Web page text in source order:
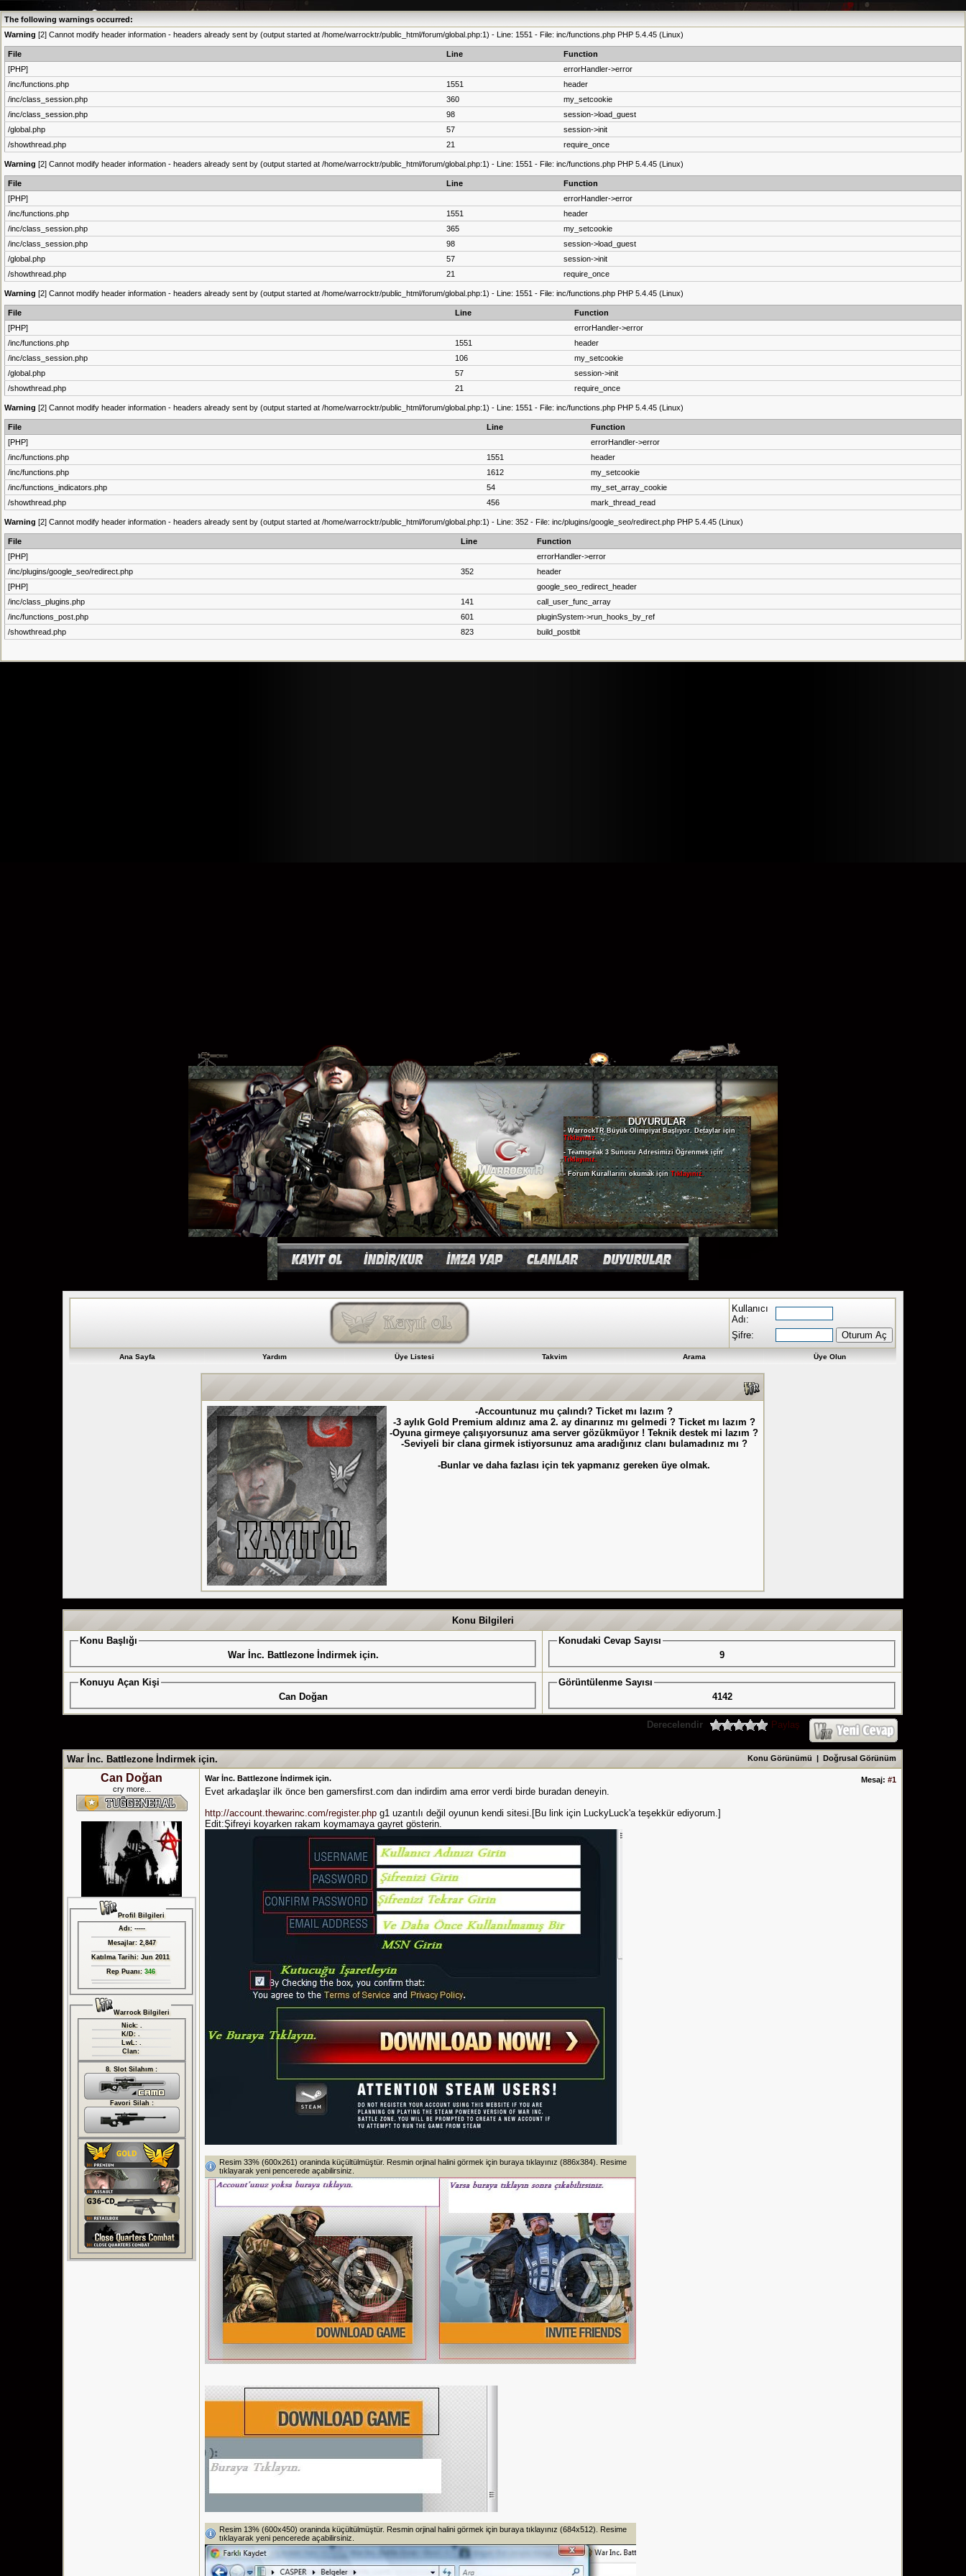
The following warnings occurred:
Warning [2] Cannot modify header information - headers already sent by (output started at /home/warrocktr/public_html/forum/global.php:1) - Line: 1551 - File: inc/functions.php PHP 5.4.45 (Linux)
File Line
Function
[PHP]
errorHandler->error
/inc/functions.php
1551
header
/inc/class_session.php
360
my_setcookie
/inc/class_session.php
98
session->load_guest
/global.php
57
session->init
/showthread.php
21 require_once
Warning [2] Cannot modify header information - headers already sent by (output started at /home/warrocktr/public_html/forum/global.php:1) - Line: 1551 - File: inc/functions.php PHP 5.4.45 (Linux)
File Line
Function
[PHP]
errorHandler->error
/inc/functions.php
1551
header
/inc/class_session.php
365
my_setcookie
/inc/class_session.php
98
session->load_guest
/global.php
57
session->init
/showthread.php
21 require_once
Warning [2] Cannot modify header information - headers already sent by (output started at /home/warrocktr/public_html/forum/global.php:1) - Line: 1551 - File: inc/functions.php PHP 5.4.45 (Linux)
File Line
Function
[PHP]
errorHandler->error
/inc/functions.php
1551
header
/inc/class_session.php
106
my_setcookie
/global.php
57
session->init
/showthread.php
21 require_once
Warning [2] Cannot modify header information - headers already sent by (output started at /home/warrocktr/public_html/forum/global.php:1) - Line: 1551 - File: inc/functions.php PHP 5.4.45 (Linux)
File Line
Function
[PHP]
errorHandler->error
/inc/functions.php
1551
header
/inc/functions.php
1612
my_setcookie
/inc/functions_indicators.php
54
my_set_array_cookie
/showthread.php
456 mark_thread_read
Warning [2] Cannot modify header information - headers already sent by (output started at /home/warrocktr/public_html/forum/global.php:1) - Line: 352 - File: inc/plugins/google_seo/redirect.php PHP 5.4.45 (Linux)
File Line
Function
[PHP]
errorHandler->error
/inc/plugins/google_seo/redirect.php
352
header
[PHP]
google_seo_redirect_header
/inc/class_plugins.php
141
call_user_func_array
/inc/functions_post.php
601
pluginSystem->run_hooks_by_ref
/showthread.php
823 build_postbit
DUYURULAR
- WarrockTR Büyük Olimpiyat Başlıyor. Detaylar için
Tıklayınız.
- Teamspeak 3 Sunucu Adresimizi Öğrenmek için
Tıklayınız.
- Forum Kurallarını okumak için Tıklayınız.
-
-
Kullanıcı
Adı:
Şifre:
Ana Sayfa Yardım Üye Listesi Takvim Arama Üye Olun
-Accountunuz mu çalındı? Ticket mı lazım ?
-3 aylık Gold Premium aldınız ama 2. ay dinarınız mı gelmedi ? Ticket mı lazım ?
-Oyuna girmeye çalışıyorsunuz ama server gözükmüyor ! Teknik destek mi lazım ?
-Seviyeli bir clana girmek istiyorsunuz ama aradığınız clanı bulamadınız mı ?
-Bunlar ve daha fazlası için tek yapmanız gereken üye olmak.
Konu Bilgileri
Konu Başlığı
War İnc. Battlezone İndirmek için.
Konudaki Cevap Sayısı
9
Konuyu Açan Kişi
Can Doğan
Görüntülenme Sayısı
4142
Derecelendir Paylaş
Konu Görünümü | Doğrusal Görünüm
War İnc. Battlezone İndirmek için.
Can Doğan
cry more...
Profil Bilgileri
Adı: -----
Mesajlar: 2,847
Katılma Tarihi: Jun 2011
Rep Puanı: 346
Warrock Bilgileri
Nick: .
K/D: .
LwL: .
Clan:
8. Slot Silahım :
Favori Silah :
Mesaj:#1
War İnc. Battlezone İndirmek için.
Evet arkadaşlar ilk önce ben gamersfirst.com dan indirdim ama error verdi birde buradan deneyin.
http://account.thewarinc.com/register.php g1 uzantılı değil oyunun kendi sitesi.[Bu link için LuckyLuck'a teşekkür ediyorum.]
Edit:Şifreyi koyarken rakam koymamaya gayret gösterin.
Resim 33% (600x261) oraninda küçültülmüştür. Resmin orjinal halini görmek için buraya tıklayınız (886x384). Resime
tıklayarak yeni pencerede açabilirsiniz.
Resim 13% (600x450) oraninda küçültülmüştür. Resmin orjinal halini görmek için buraya tıklayınız (684x512). Resime
tıklayarak yeni pencerede açabilirsiniz.